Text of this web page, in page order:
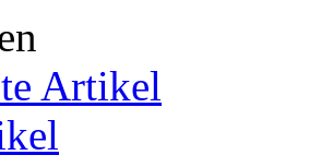
Artikel